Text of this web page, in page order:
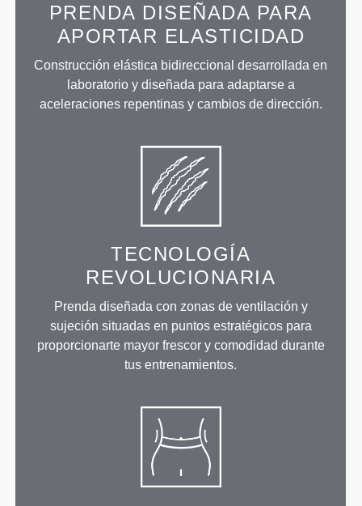
PRENDA DISEÑADA PARA
APORTAR ELASTICIDAD
Construcción elástica bidireccional desarrollada en
laboratorio y diseñada para adaptarse a
aceleraciones repentinas y cambios de dirección.
TECNOLOGÍA
REVOLUCIONARIA
Prenda diseñada con zonas de ventilación y
sujeción situadas en puntos estratégicos para
proporcionarte mayor frescor y comodidad durante
tus entrenamientos.